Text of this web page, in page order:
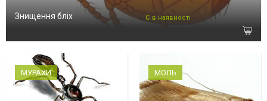
Знищення бліх Є в наявності
МУРАХИ МОЛЬ